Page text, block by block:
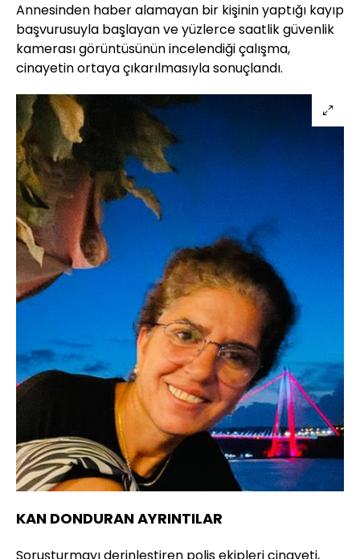
Annesinden haber alamayan bir kişinin yaptığı kayıp
başvurusuyla başlayan ve yüzlerce saatlik güvenlik
kamerası görüntüsünün incelendiği çalışma,
cinayetin ortaya çıkarılmasıyla sonuçlandı.
KAN DONDURAN AYRINTILAR